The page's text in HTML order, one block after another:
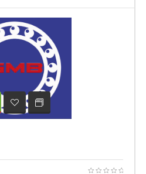
XEM TIẾPADD TO WISHLIST